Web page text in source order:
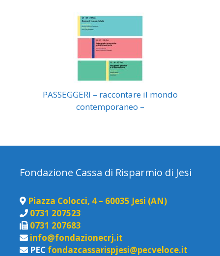
PASSEGGERI – raccontare il mondo
contemporaneo –
Fondazione Cassa di Risparmio di Jesi
Piazza Colocci, 4 – 60035 Jesi (AN)
0731 207523
0731 207683
info@fondazionecrj.it
PEC fondazcassarispjesi@pecveloce.it